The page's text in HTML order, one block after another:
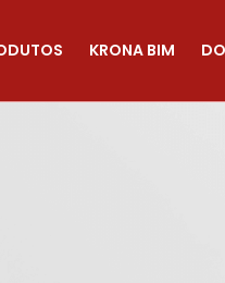
KRONA BIM